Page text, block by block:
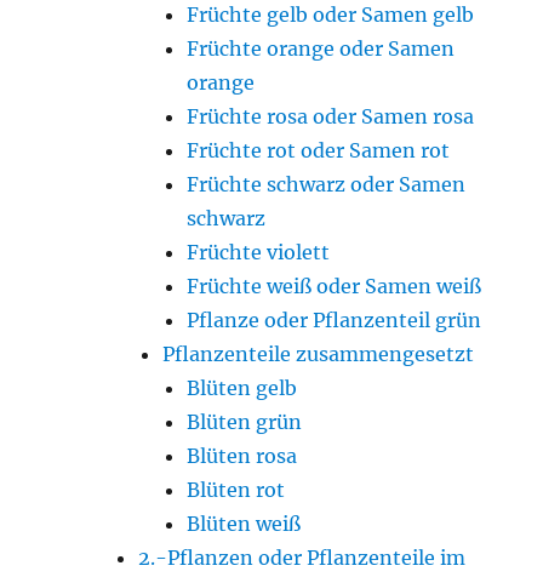
Früchte gelb oder Samen gelb
Früchte orange oder Samen
orange
Früchte rosa oder Samen rosa
Früchte rot oder Samen rot
Früchte schwarz oder Samen
schwarz
Früchte violett
Früchte weiß oder Samen weiß
Pflanze oder Pflanzenteil grün
Pflanzenteile zusammengesetzt
Blüten gelb
Blüten grün
Blüten rosa
Blüten rot
Blüten weiß
2.-Pflanzen oder Pflanzenteile im